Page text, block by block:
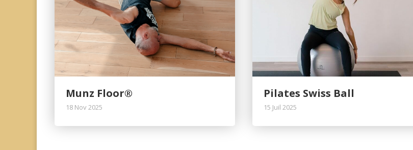
Munz Floor®
18 Nov 2025
Pilates Swiss Ball
15 Juil 2025